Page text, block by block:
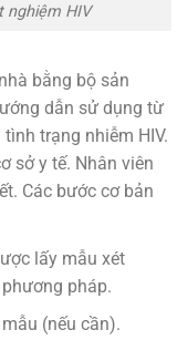
nghiệm HIV
bằng bộ sản
dẫn sử dụng từ
trạng nhiễm HIV.
sở y tế. Nhân viên
Các bước cơ bản
lấy mẫu xét
pháp.
(nếu cần).